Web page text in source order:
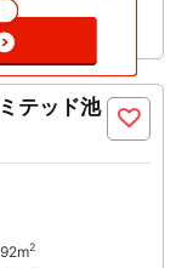
テッド池
2